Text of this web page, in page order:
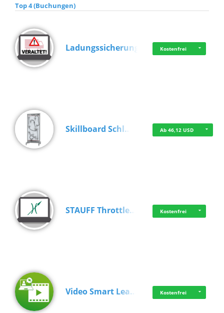
Top 4 (Buchungen)
Ladungssicherung Kostenfrei
Skillboard Schl… Ab 46,12 USD
STAUFF Throttle… Kostenfrei
Video Smart Lea… Kostenfrei